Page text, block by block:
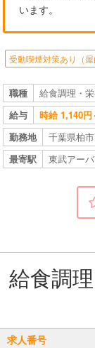
います。
受動喫煙対策あり（屋
職種
給食調理・
給与
時給 1,140円
勤務地
千葉県柏
最寄駅
東武アー
給食調
求人番号